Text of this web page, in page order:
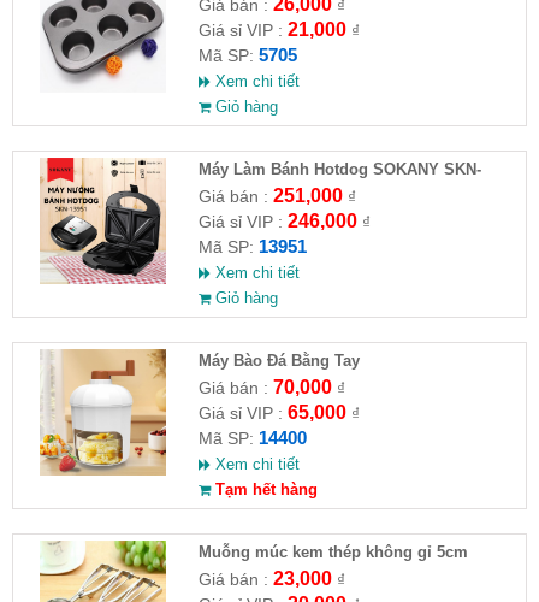
Giá bán : 26,000₫
Giá sỉ VIP : 21,000₫
Mã SP: 5705
Xem chi tiết
Giỏ hàng
Máy Làm Bánh Hotdog SOKANY SKN-
13951
Giá bán : 251,000₫
Giá sỉ VIP : 246,000₫
Mã SP: 13951
Xem chi tiết
Giỏ hàng
Máy Bào Đá Bằng Tay
Giá bán : 70,000₫
Giá sỉ VIP : 65,000₫
Mã SP: 14400
Xem chi tiết
Tạm hết hàng
Muỗng múc kem thép không gỉ 5cm
Giá bán : 23,000₫